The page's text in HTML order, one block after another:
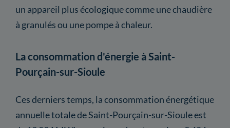
un appareil plus écologique comme une chaudière
à granulés ou une pompe à chaleur.
La consommation d'énergie à Saint-
Pourçain-sur-Sioule
Ces derniers temps, la consommation énergétique
annuelle totale de Saint-Pourçain-sur-Sioule est